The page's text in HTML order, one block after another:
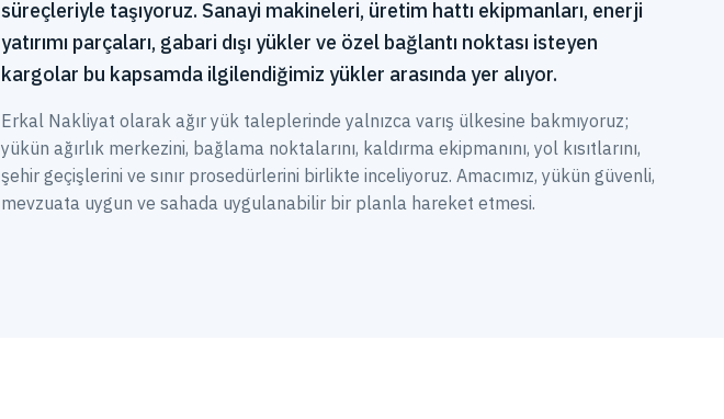
süreçleriyle taşıyoruz. Sanayi makineleri, üretim hattı ekipmanları, enerji
yatırımı parçaları, gabari dışı yükler ve özel bağlantı noktası isteyen
kargolar bu kapsamda ilgilendiğimiz yükler arasında yer alıyor.
Erkal Nakliyat olarak ağır yük taleplerinde yalnızca varış ülkesine bakmıyoruz;
yükün ağırlık merkezini, bağlama noktalarını, kaldırma ekipmanını, yol kısıtlarını,
şehir geçişlerini ve sınır prosedürlerini birlikte inceliyoruz. Amacımız, yükün güvenli,
mevzuata uygun ve sahada uygulanabilir bir planla hareket etmesi.